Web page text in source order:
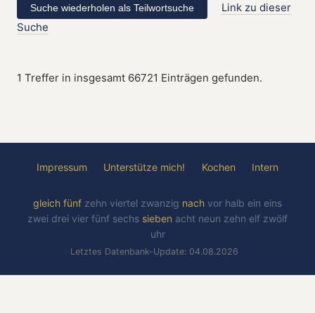
Link zu dieser
Suche
1 Treffer in insgesamt 66721 Einträgen gefunden.
Impressum Unterstütze mich! Kochen Intern
gleich fünf zehn viertel zwanzig nach vor halb ein eins
zwei drei vier fünf sechs sieben acht neun zehn elf zwölf
uhr
Letztes Datenbank-Update: 04.08.2026